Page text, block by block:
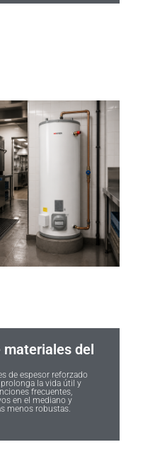
materiales del
de espesor reforzado
la vida útil y
frecuentes,
en el mediano y
menos robustas.